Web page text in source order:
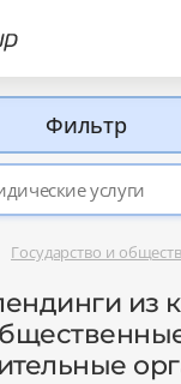
Фильтр
Государство и
из